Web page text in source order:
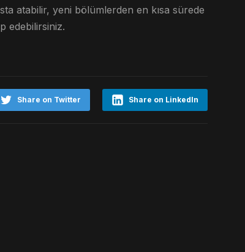
atabilir, yeni bölümlerden en kısa sürede
edebilirsiniz.
Share on LinkedIn
Share on Twitter